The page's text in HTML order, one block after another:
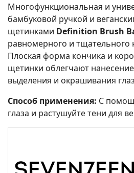
Многофункциональная и
бамбуковой ручкой и
щетинками Definition Brush
равномерного и тщательного
Плоская форма кончика и
щетинки облегчают
выделения и окрашивания
Способ применения: С
глаза и растушуйте тени для